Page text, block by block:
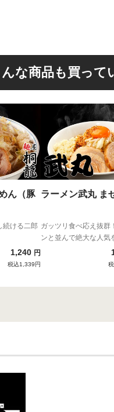
な商品も買って
ん（豚
続ける二郎
1,240 円
税込1,339円
ラーメン武丸 ま
ガッツリ食べ応え抜群
ンと並んで絶大な人気
人気商品がついに宅麺